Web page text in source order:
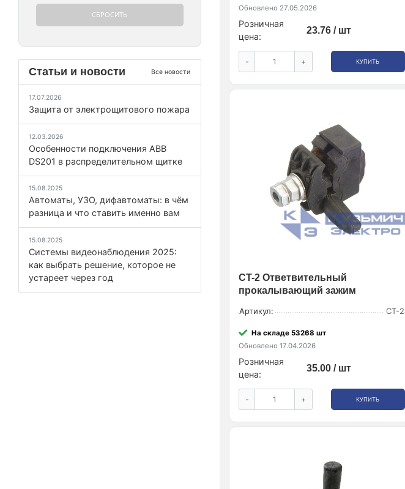
Обновлено 27.05.2026
Розничная
цена:
23.76 / шт
- + КУПИТЬ
CT-2 Ответвительный
прокалывающий зажим
Артикул: CT-2
На складе 53268 шт
Обновлено 17.04.2026
Розничная
цена:
35.00 / шт
- + КУПИТЬ
Статьи и новости Все новости
17.07.2026
Защита от электрощитового пожара
12.03.2026
Особенности подключения ABB
DS201 в распределительном щитке
15.08.2025
Автоматы, УЗО, дифавтоматы: в чём
разница и что ставить именно вам
15.08.2025
Системы видеонаблюдения 2025:
как выбрать решение, которое не
устареет через год